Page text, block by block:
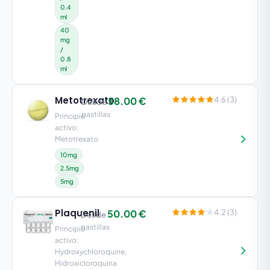
0.4
ml
40
mg
/
0.8
ml
Metotrexato
Principio
activo:
Metotrexato
10mg
2.5mg
5mg
Desde58.00 €
pastillas
4.6 (3)
Plaquenil
Principio
activo:
Hydroxychloroquine,
Hidroxicloroquina
Desde50.00 €
pastillas
4.2 (3)